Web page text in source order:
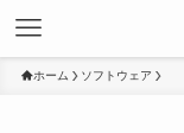
ホーム ソフトウェア